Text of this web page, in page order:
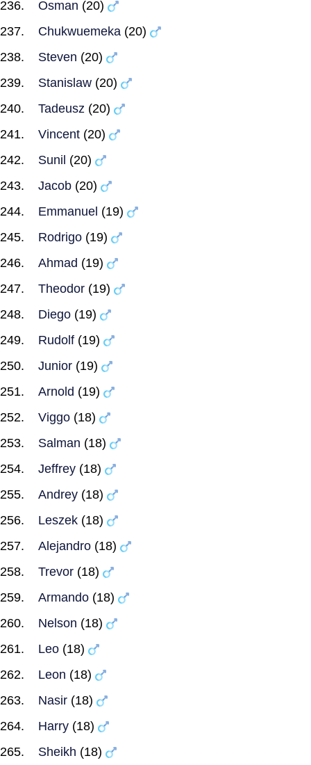
Osman (20)
Chukwuemeka (20)
Steven (20)
Stanislaw (20)
Tadeusz (20)
Vincent (20)
Sunil (20)
Jacob (20)
Emmanuel (19)
Rodrigo (19)
Ahmad (19)
Theodor (19)
Diego (19)
Rudolf (19)
Junior (19)
Arnold (19)
Viggo (18)
Salman (18)
Jeffrey (18)
Andrey (18)
Leszek (18)
Alejandro (18)
Trevor (18)
Armando (18)
Nelson (18)
Leo (18)
Leon (18)
Nasir (18)
Harry (18)
Sheikh (18)